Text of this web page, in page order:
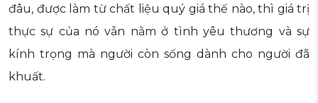
đâu, được làm từ chất liệu quý giá thế nào, thì giá trị
thực sự của nó vẫn nằm ở tình yêu thương và sự
kính trọng mà người còn sống dành cho người đã
khuất.